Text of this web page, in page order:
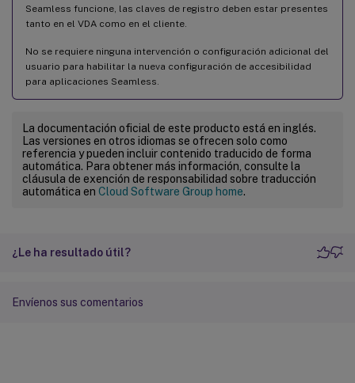
Seamless funcione, las claves de registro deben estar presentes
tanto en el VDA como en el cliente.
No se requiere ninguna intervención o configuración adicional del
usuario para habilitar la nueva configuración de accesibilidad
para aplicaciones Seamless.
La documentación oficial de este producto está en inglés.
Las versiones en otros idiomas se ofrecen solo como
referencia y pueden incluir contenido traducido de forma
automática. Para obtener más información, consulte la
cláusula de exención de responsabilidad sobre traducción
automática en Cloud Software Group home.
¿Le ha resultado útil?
Envíenos sus comentarios